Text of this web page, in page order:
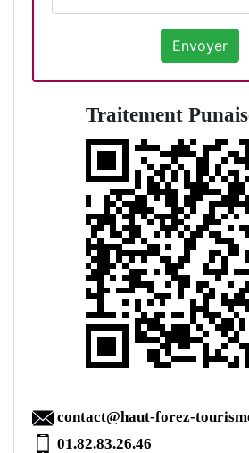
Traitement
contact@haut-forez-
01.82.83.26.46